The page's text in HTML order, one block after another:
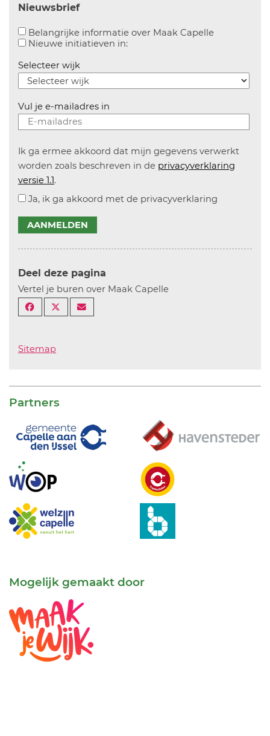
Nieuwsbrief
Belangrijke informatie over Maak CapelleAanvinken
Nieuwe initiatieven in:Aanvinken om informatie over
Selecteer wijk
Vul je e-mailadres in
Ik ga ermee akkoord dat mijn gegevens verwerkt
worden zoals beschreven in de privacyverklaring
versie 1.1.
Ja, ik ga akkoord met de privacyverklaring
AANMELDEN
Deel deze pagina
Vertel je buren over Maak Capelle
Sitemap
Partners
Mogelijk gemaakt door